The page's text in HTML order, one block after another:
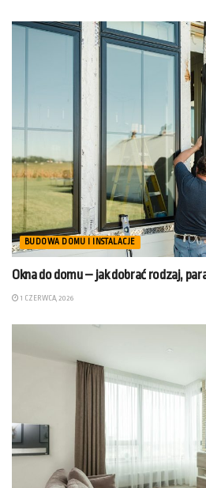
BUDOWA DOMU I INSTALACJE
Okna do domu – jak dobrać rodzaj,
1 CZERWCA, 2026